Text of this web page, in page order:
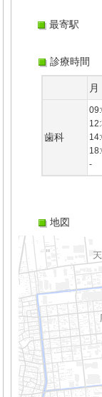
最寄駅
診療時間
月
歯科
-
地図